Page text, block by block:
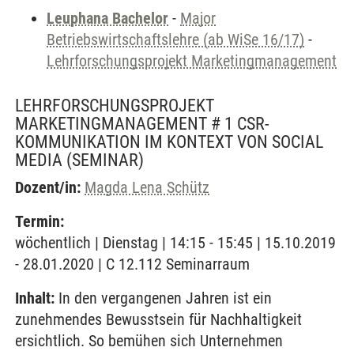
Leuphana Bachelor - Major
Betriebswirtschaftslehre (ab WiSe 16/17) -
Lehrforschungsprojekt Marketingmanagement
LEHRFORSCHUNGSPROJEKT
MARKETINGMANAGEMENT # 1 CSR-
KOMMUNIKATION IM KONTEXT VON SOCIAL
MEDIA (SEMINAR)
Dozent/in: Magda Lena Schütz
Termin:
wöchentlich | Dienstag | 14:15 - 15:45 | 15.10.2019
- 28.01.2020 | C 12.112 Seminarraum
Inhalt: In den vergangenen Jahren ist ein
zunehmendes Bewusstsein für Nachhaltigkeit
ersichtlich. So bemühen sich Unternehmen